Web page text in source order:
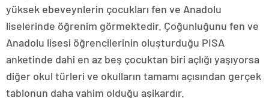
yüksek ebeveynlerin çocukları fen ve Anadolu
liselerinde öğrenim görmektedir. Çoğunluğunu fen ve
Anadolu lisesi öğrencilerinin oluşturduğu PISA
anketinde dahi en az beş çocuktan biri açlığı yaşıyorsa
diğer okul türleri ve okulların tamamı açısından gerçek
tablonun daha vahim olduğu aşikardır.